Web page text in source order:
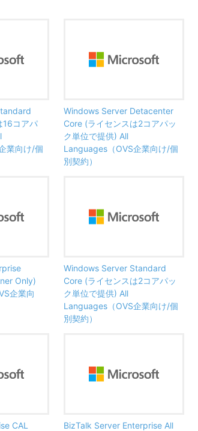
16コアパ
業向け/個
Windows Server Detacenter
Core (ライセンスは2コアパッ
ク単位で提供) All
Languages（OVS企業向け/個
別契約）
Only)
企業向
Windows Server Standard
Core (ライセンスは2コアパッ
ク単位で提供) All
Languages（OVS企業向け/個
別契約）
CAL
BizTalk Server Enterprise All